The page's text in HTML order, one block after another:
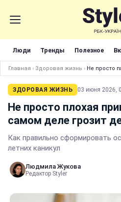
Люди Тренды Полезное
Главная › Здоровая жизнь › Не просто
ЗДОРОВАЯ ЖИЗНЬ 03 июня 2026,
Не просто плохая
самом деле грозит
Как правильно сформировать
летних каникул
Людмила Жукова
Редактор Styler